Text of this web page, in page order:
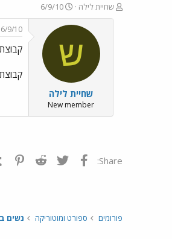
פ
ו
שחיית לילה
פ
ו
ר
ם
ב
א
ר
י
ך
6/9/10
ש
שחיית לילה
New member
6/9/10
קבוצת
Share: פייסבוק Twitter
Reddit
פורומים ספורט ומוטוריקה נשים